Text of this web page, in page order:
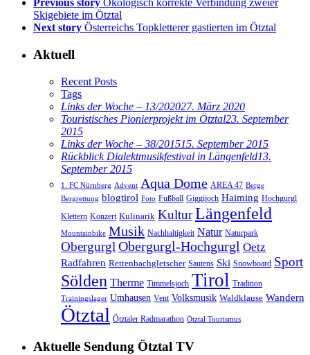
Previous story Ökologisch korrekte Verbindung zweier
Skigebiete im Ötztal
Next story Österreichs Topkletterer gastierten im Ötztal
Aktuell
Recent Posts
Tags
Links der Woche – 13/202027. März 2020
Touristisches Pionierprojekt im Ötztal23. September
2015
Links der Woche – 38/201515. September 2015
Rückblick Dialektmusikfestival in Längenfeld13.
September 2015
1. FC Nürnberg Advent Aqua Dome AREA 47 Berge
Bergrettung blogtirol Foto Fußball Giggijoch Haiming Hochgurgl
Klettern Konzert Kulinarik KulturLängenfeld
Mountainbike Musik Nachhaltigkeit Natur Naturpark
Obergurgl Obergurgl-Hochgurgl Oetz
Radfahren Rettenbachgletscher Sautens Ski Snowboard Sport
Sölden Therme Timmelsjoch Tirol Tradition
Trainingslager Umhausen Vent Volksmusik Waldklause Wandern
Ötztal Ötztaler Radmarathon Ötztal Tourismus
Aktuelle Sendung Ötztal TV